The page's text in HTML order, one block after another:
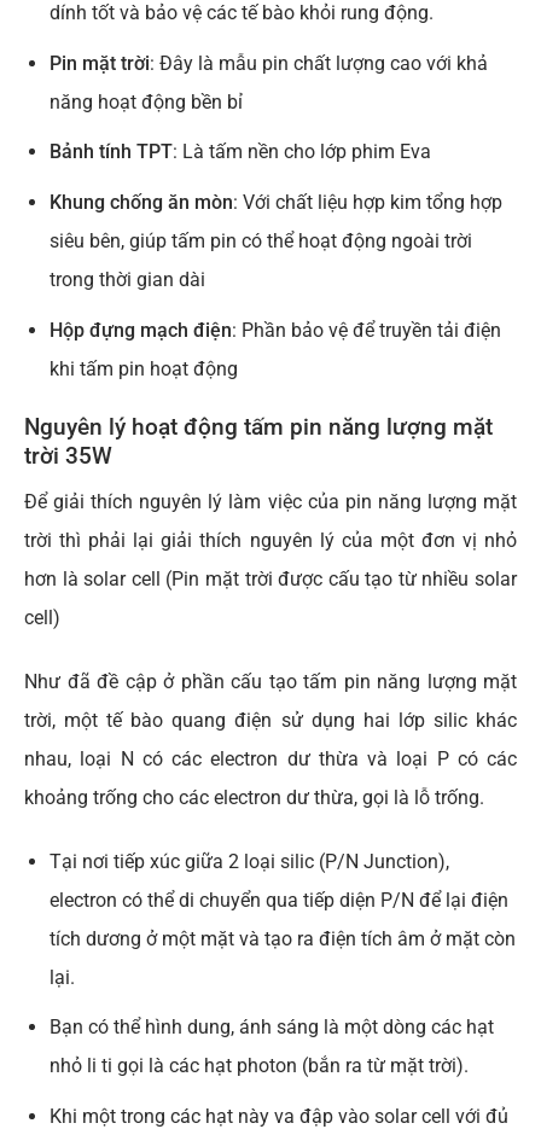
dính tốt và bảo vệ các tế bào khỏi rung động.
Pin mặt trời: Đây là mẫu pin chất lượng cao với khả
năng hoạt động bền bỉ
Bảnh tính TPT: Là tấm nền cho lớp phim Eva
Khung chống ăn mòn: Với chất liệu hợp kim tổng hợp
siêu bên, giúp tấm pin có thể hoạt động ngoài trời
trong thời gian dài
Hộp đựng mạch điện: Phần bảo vệ để truyền tải điện
khi tấm pin hoạt động
Nguyên lý hoạt động tấm pin năng lượng mặt
trời 35W
Để giải thích nguyên lý làm việc của pin năng lượng mặt
trời thì phải lại giải thích nguyên lý của một đơn vị nhỏ
hơn là solar cell (Pin mặt trời được cấu tạo từ nhiều solar
cell)
Như đã đề cập ở phần cấu tạo tấm pin năng lượng mặt
trời, một tế bào quang điện sử dụng hai lớp silic khác
nhau, loại N có các electron dư thừa và loại P có các
khoảng trống cho các electron dư thừa, gọi là lỗ trống.
Tại nơi tiếp xúc giữa 2 loại silic (P/N Junction),
electron có thể di chuyển qua tiếp diện P/N để lại điện
tích dương ở một mặt và tạo ra điện tích âm ở mặt còn
lại.
Bạn có thể hình dung, ánh sáng là một dòng các hạt
nhỏ li ti gọi là các hạt photon (bắn ra từ mặt trời).
Khi một trong các hạt này va đập vào solar cell với đủ